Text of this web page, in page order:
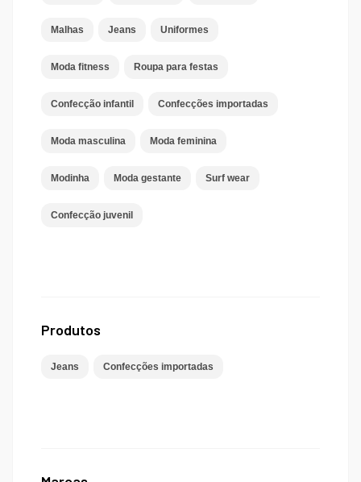
Malhas Jeans Uniformes
Moda fitness Roupa para festas
Confecção infantil Confecções importadas
Moda masculina Moda feminina
Modinha Moda gestante Surf wear
Confecção juvenil
Produtos
Jeans Confecções importadas